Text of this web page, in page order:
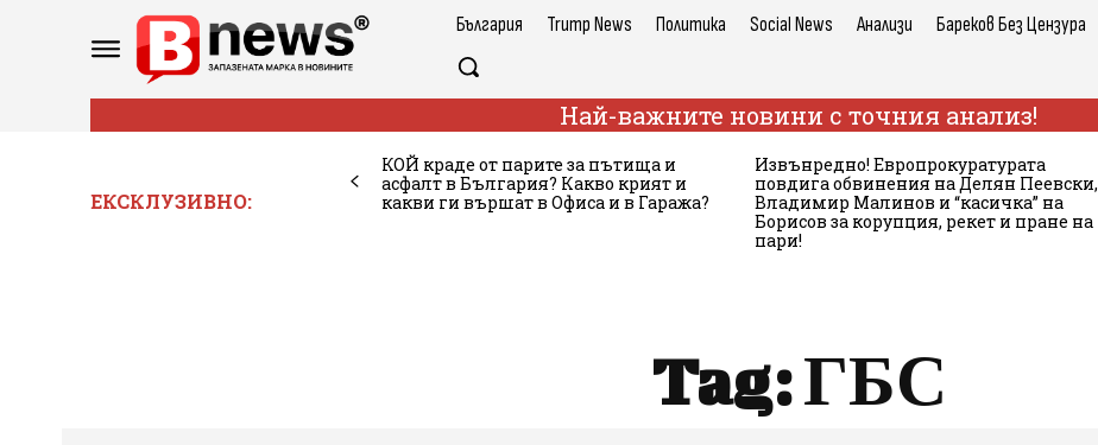
България Trump News Политика Social News Анализи Бареков Без Цензура
Най-важните новини с точния анализ!
ЕКСКЛУЗИВНО:
КОЙ краде от парите за пътища и
асфалт в България? Какво крият и
какви ги вършат в Офиса и в Гаража?
Извънредно! Европрокуратурата
повдига обвинения на Делян Пеевски,
Владимир Малинов и “касичка” на
Борисов за корупция, рекет и пране на
пари!
Tag:ГБС